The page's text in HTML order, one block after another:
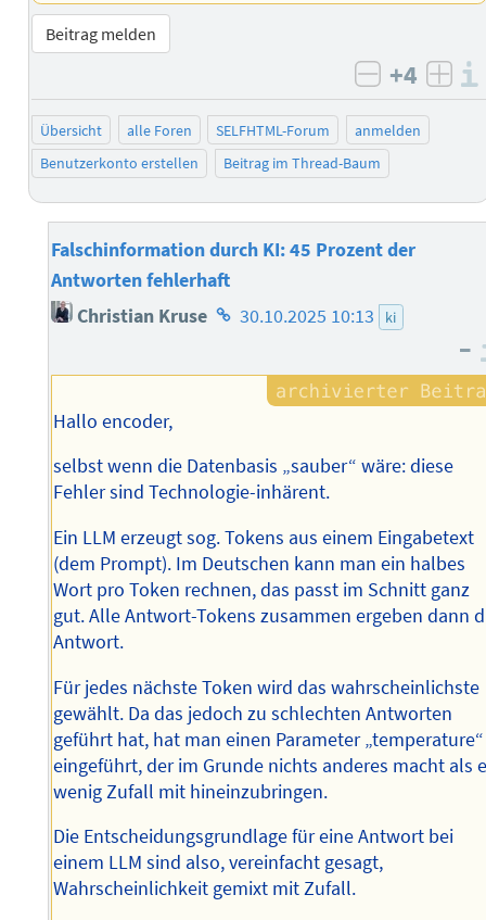
Beitrag melden
negativ
+4
Übersicht alle Foren SELFHTML-Forum
anmelden
Benutzerkonto erstellen
Beitrag im Thread-Baum
Falschinformation durch KI: 45 Prozent der
Antworten fehlerhaft
Christian Kruse Homepage
Autors
30.10.2025 10:13 ki
–
Hallo encoder,
selbst wenn die Datenbasis „sauber“ wäre: diese
Fehler sind Technologie-inhärent.
Ein LLM erzeugt sog. Tokens aus einem Eingabetext
(dem Prompt). Im Deutschen kann man ein halbes
Wort pro Token rechnen, das passt im Schnitt ganz
gut. Alle Antwort-Tokens zusammen ergeben dann
Antwort.
Für jedes nächste Token wird das wahrscheinlichste
gewählt. Da das jedoch zu schlechten Antworten
geführt hat, hat man einen Parameter „temperature“
eingeführt, der im Grunde nichts anderes macht als
wenig Zufall mit hineinzubringen.
Die Entscheidungsgrundlage für eine Antwort bei
einem LLM sind also, vereinfacht gesagt,
Wahrscheinlichkeit gemixt mit Zufall.